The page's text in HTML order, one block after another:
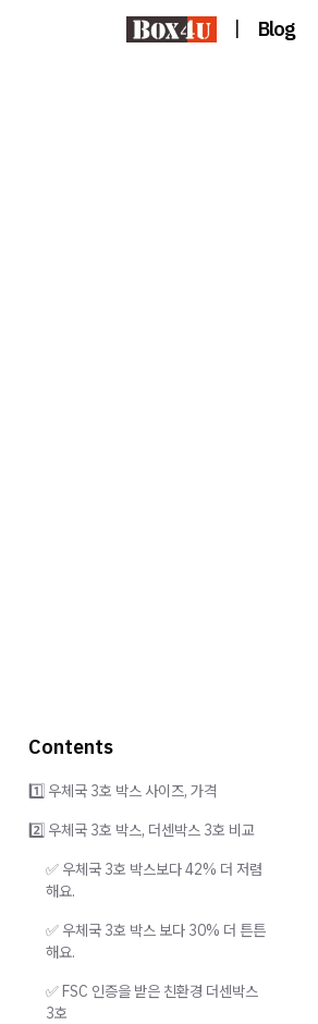
| Blog
Contents
1️⃣ 우체국 3호 박스 사이즈, 가격
2️⃣ 우체국 3호 박스, 더센박스 3호 비교
✅ 우체국 3호 박스보다 42% 더 저렴
해요.
✅ 우체국 3호 박스 보다 30% 더 튼튼
해요.
✅ FSC 인증을 받은 친환경 더센박스
3호